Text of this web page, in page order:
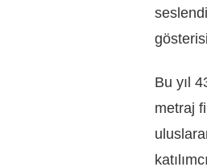
Bu yıl
metraj